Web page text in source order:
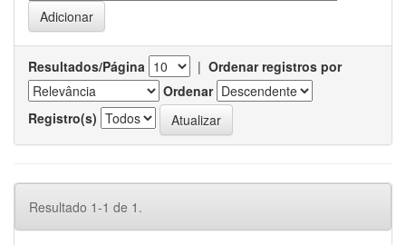
Resultados/Página | Ordenar registros por
Ordenar
Registro(s)
Resultado 1-1 de 1.